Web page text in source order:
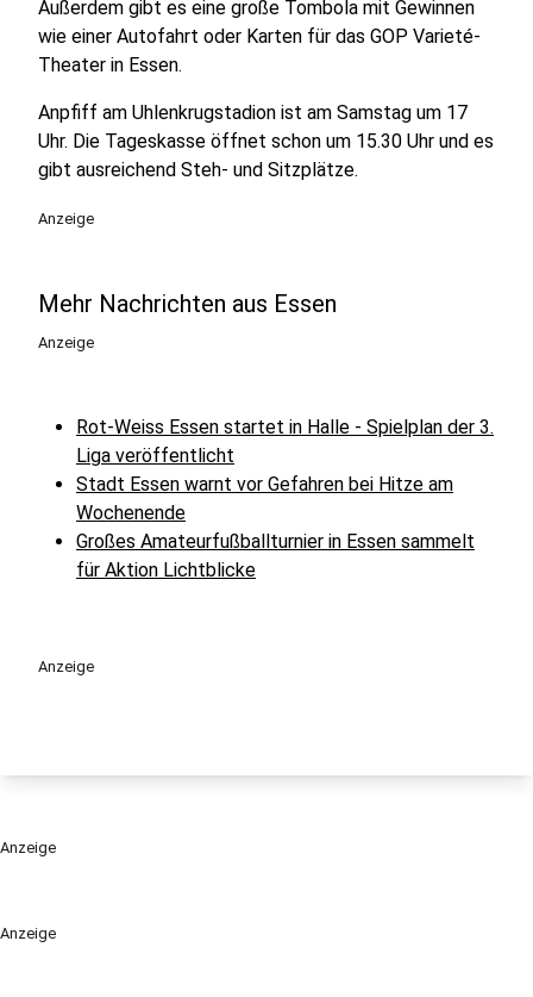
Anzeige
Außerdem gibt es eine große Tombola mit Gewinnen
wie einer Autofahrt oder Karten für das GOP Varieté-
Theater in Essen.
Anpfiff am Uhlenkrugstadion ist am Samstag um 17
Uhr. Die Tageskasse öffnet schon um 15.30 Uhr und es
gibt ausreichend Steh- und Sitzplätze.
Anzeige
Mehr Nachrichten aus Essen
Anzeige
Rot-Weiss Essen startet in Halle - Spielplan der 3.
Liga veröffentlicht
Stadt Essen warnt vor Gefahren bei Hitze am
Wochenende
Großes Amateurfußballturnier in Essen sammelt
für Aktion Lichtblicke
Anzeige
Anzeige